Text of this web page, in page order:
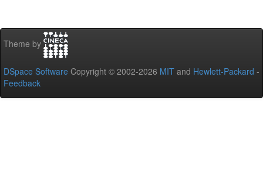
Theme by
DSpace Software Copyright © 2002-2026 MIT and Hewlett-Packard -
Feedback